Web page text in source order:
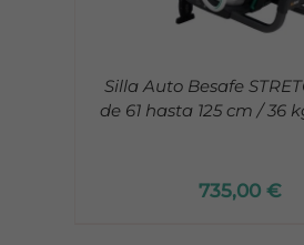
Silla Auto Besafe
de 61 hasta 125 cm / 36
735,00 €